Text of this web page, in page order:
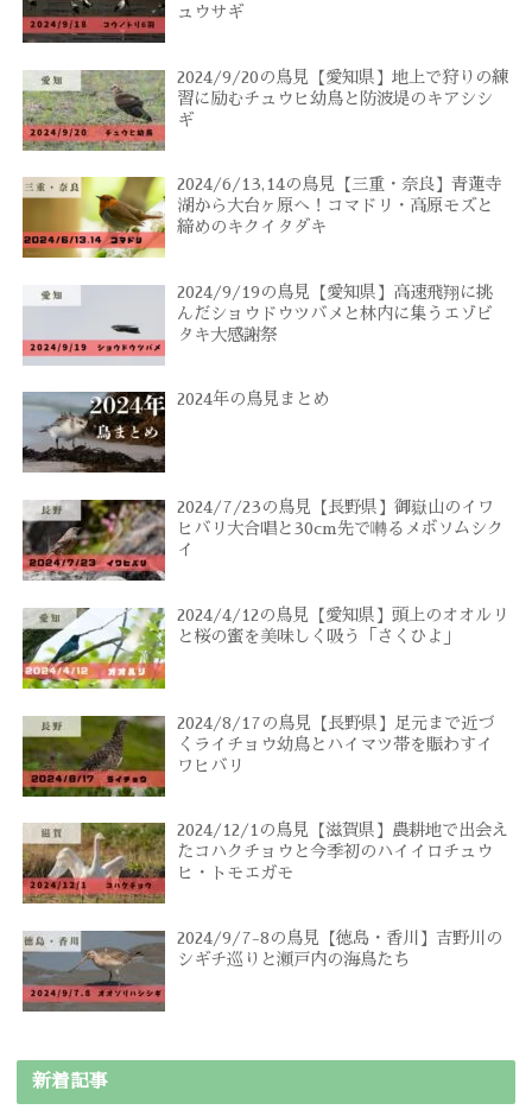
ュウサギ
2024/9/20の鳥見【愛知県】地上で狩りの練
習に励むチュウヒ幼鳥と防波堤のキアシシ
ギ
2024/6/13,14の鳥見【三重・奈良】青蓮寺
湖から大台ヶ原へ！コマドリ・高原モズと
締めのキクイタダキ
2024/9/19の鳥見【愛知県】高速飛翔に挑
んだショウドウツバメと林内に集うエゾビ
タキ大感謝祭
2024年の鳥見まとめ
2024/7/23の鳥見【長野県】御嶽山のイワ
ヒバリ大合唱と30cm先で囀るメボソムシク
イ
2024/4/12の鳥見【愛知県】頭上のオオルリ
と桜の蜜を美味しく吸う「さくひよ」
2024/8/17の鳥見【長野県】足元まで近づ
くライチョウ幼鳥とハイマツ帯を賑わすイ
ワヒバリ
2024/12/1の鳥見【滋賀県】農耕地で出会え
たコハクチョウと今季初のハイイロチュウ
ヒ・トモエガモ
2024/9/7-8の鳥見【徳島・香川】吉野川の
シギチ巡りと瀬戸内の海鳥たち
新着記事